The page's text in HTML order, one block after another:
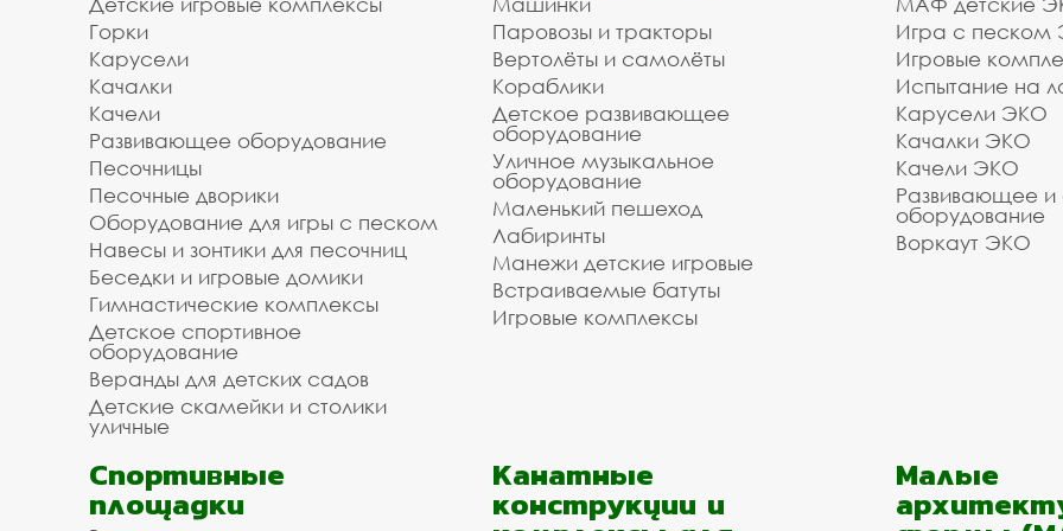
Доступная цена на уличные веранды, уличные
Балашихе с доставкой и монтажом
Мы организуем для вас доставку и установку оборудования. Наши монтажники имеют весь
/ укладки. Зделайте заказ на уличные веранды, уличные летние веранды в нашей компании и мы
монтажа в Балашихе и в городском округе Балашиха под ключ. Стоимость зависит от объёма
уточните информацию у наших менеджеров по телефону: , воспользуйтесь формой обратной
необходимого вам оборудования.
Инвестпроект благодарит вас за то, что пользуетесь услугами нашей компании!
Звоните, мы всегда готовы помочь и оперативно выполнить даже очень сложный заказ.
Горки
Карусели
Качалки
Качели
Развивающее оборудование
Песочницы
Песочные дворики
Оборудование для игры с песком
Навесы и зонтики для песочниц
Беседки и игровые домики
Гимнастические комплексы
Детское спортивное
оборудование
Веранды для детских садов
Детские скамейки и столики
уличные
Паровозы и тракторы
Вертолёты и самолёты
Кораблики
Детское развивающее
оборудование
Уличное музыкальное
оборудование
Маленький пешеход
Лабиринты
Манежи детские игровые
Встраиваемые батуты
Игровые комплексы
Игра с песком
Игровые
Испытание на
Карусели ЭКО
Качалки ЭКО
Качели ЭКО
Развивающее
оборудование
Воркаут ЭКО
Спортивные
площадки
Канатные
конструкции и
Малые